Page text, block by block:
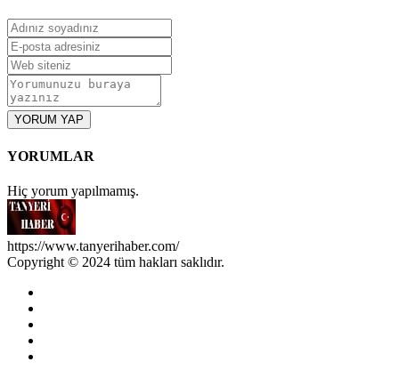
YORUM YAP
YORUMLAR
Hiç yorum yapılmamış.
https://www.tanyerihaber.com/
Copyright © 2024 tüm hakları saklıdır.